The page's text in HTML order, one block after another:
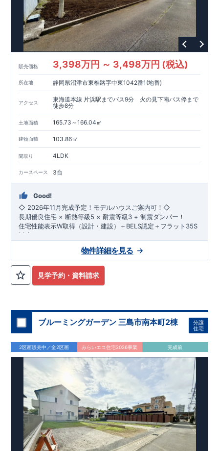
療環境が整っています。
◎快適な住空間
全棟こだわりの間取り設計で、家族みんなが快適に過ごせる
空間を提供。
◆ブルーミングガーデンのこだわり◆
◎全棟自社一貫体制
⇒設計・施工・営業を一貫管理。
不要な中間マージンを省き、高品質とコスト効率を両立。
◎耐震等級3取得
⇒建築基準法の1.5倍の耐震力を確保。
災害時も安心して暮らせる住宅です。
◎住宅性能評価ダブル取得
⇒設計段階・建設段階で第三者機関による検査を実施。
◎長期優良住宅
⇒長期にわたる安心・快適な住まいを実現する住宅です。
税制優遇や中古市場での有利性も兼ね備えています。
◎充実のアフターサポート
⇒お引渡し後、最大4回の無料点検と60年保証。
グループ会社が責任を持って長期にわたりサポートいたし
ます。
現地ご見学はご予約にて承っております。
■--■--■--■--■--■--■--■--■--■
ご興味をお持ちいただけましたら、
どうぞお気軽にお問い合わせください。
資料請求・お電話いずれも可能です。
三島営業所直通: 0120-1081-15
■--■--■--■--■--■--■--■--■--■
販売価格 3,398万円 ～ 3,498万円 (税込)
所在地 静岡県沼津市東椎路字中東1042番1(地番)
アクセス
東海道本線 片浜駅までバス9分 火の見下南バス停まで
徒歩8分
土地面積 165.73～166.04㎡
建物面積 103.86㎡
間取り 4LDK
カースペース 3台
Good!
◇ 2026年11月完成予定！モデルハウスご案内可！◇
長期優良住宅 × 断熱等級5 × 耐震等級3 + 制震ダンパー！
住宅性能表示W取得（設計・建設）＋BELS認定＋フラット35S
対応！
JR東海道本線「片浜」駅までバス9分
◇ 物件周辺環境 ◇
【 教育施設 】
沼津市立愛鷹小学校 約1,700m（徒歩22分）
沼津市立愛鷹中学校 約2,300m（徒歩29分）
【 買い物施設 】
クリエイトSD沼津東椎路店 約706m（徒歩9分）
マックスバリュエクスプレス沼津西沢田店 約895m（徒歩12
分）
【 その他施設 】
沼津金岡郵便局 約543m（徒歩7分）
石渡歯科クリニック 約667m（徒歩9分）
沼津信用金庫愛鷹支店 約1,200m（徒歩15分）
◇ この物件の魅力 ◇
■ 全棟4LDK＋ウォークインクローゼットを採用。収納力を確
保した暮らしやすい間取り
■ LDKはゆとりの約17帖。吹抜や折上天井・ポップアップ天井
見学予約・資料請求
物件詳細を見る
ブルーミングガーデン 三島市南本町2棟
分譲
住宅
2区画販売中／全2区画 みらいエコ住宅2026事業 完成前